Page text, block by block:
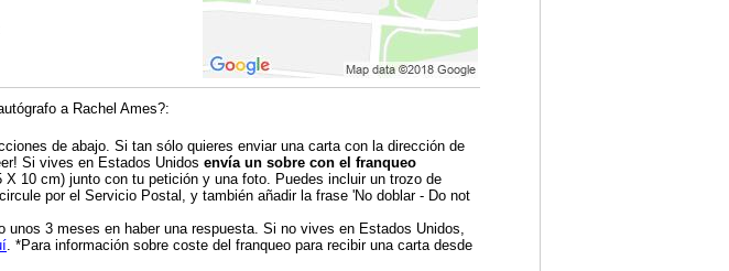
a Rachel Ames?:
de abajo. Si tan sólo quieres enviar una carta con la dirección de
Si vives en Estados Unidos envía un sobre con el franqueo
X 10 cm) junto con tu petición y una foto. Puedes incluir un trozo de
por el Servicio Postal, y también añadir la frase 'No doblar - Do not
3 meses en haber una respuesta. Si no vives en Estados Unidos,
. *Para información sobre coste del franqueo para recibir una carta desde